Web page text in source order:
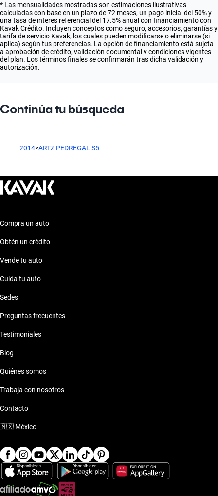
* Las mensualidades mostradas son estimaciones ilustrativas
calculadas con base en un plazo de 72 meses, un pago inicial del 50% y
una tasa de interés referencial del 17.5% anual con financiamiento con
Kavak Crédito. Incluyen conceptos como seguro, accesorios, garantías y
tarifa de servicio Kavak, los cuales pueden modificarse o eliminarse (si
aplica) según tus preferencias. La opción de financiamiento está sujeta
a aprobación de crédito, validación documental y condiciones vigentes
del plan. Los términos finales se confirmarán tras dicha validación y
autorización.
Continúa tu búsqueda
2014>ARTZ PEDREGAL S5
Compra un auto
Obtén un crédito
Vende tu auto
Cuida tu auto
Sedes
Preguntas frecuentes
Testimoniales
Blog
Quiénes somos
Trabaja con nosotros
Contacto
🇲🇽 México